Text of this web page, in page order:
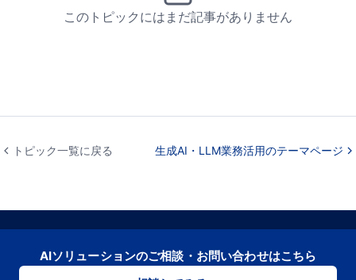
このトピックにはまだ記事がありません
トピック一覧に戻る 生成AI・LLM業務活用のテーマページ
AIソリューションのご相談・お問い合わせはこちら